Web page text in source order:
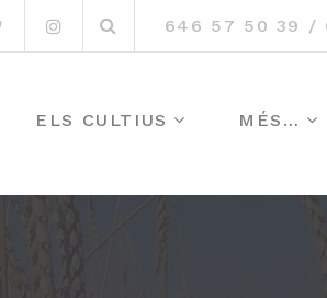
TwitterInstagram
for:
646 57 50 39 /
ELS CULTIUS MÉS…